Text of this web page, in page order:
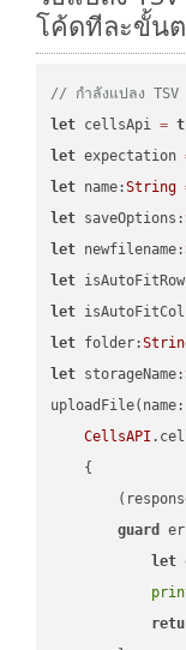
โค้ดทีละขั้น
// กำลังแปลง TSV
let cellsApi =
let expectation
let name:String
let saveOptions:
let newfilename:
let
let
let folder:
let storageName:
CellsAPI
    {
guard
let